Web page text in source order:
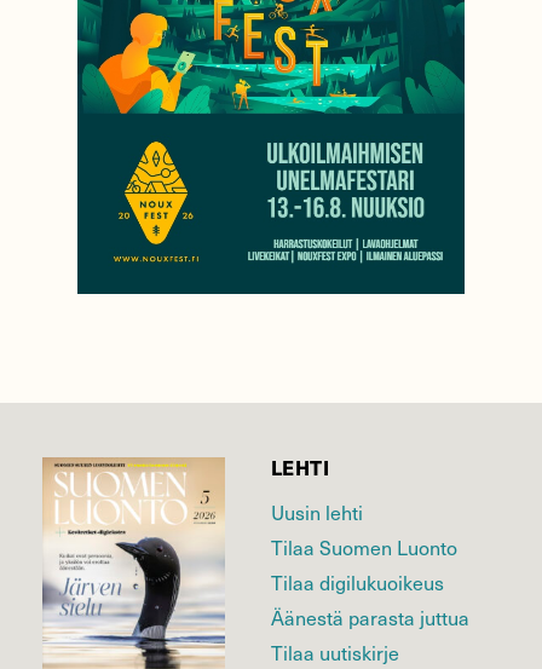
LEHTI
Uusin lehti
Tilaa Suomen Luonto
Tilaa digilukuoikeus
Äänestä parasta juttua
Tilaa uutiskirje